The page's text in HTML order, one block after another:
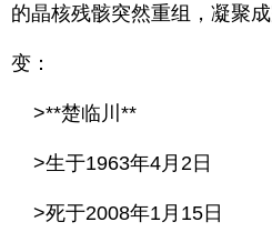
的晶核残骸突然重组，凝聚
变：
>**楚临川**
>生于1963年4月2日
>死于2008年1月15日